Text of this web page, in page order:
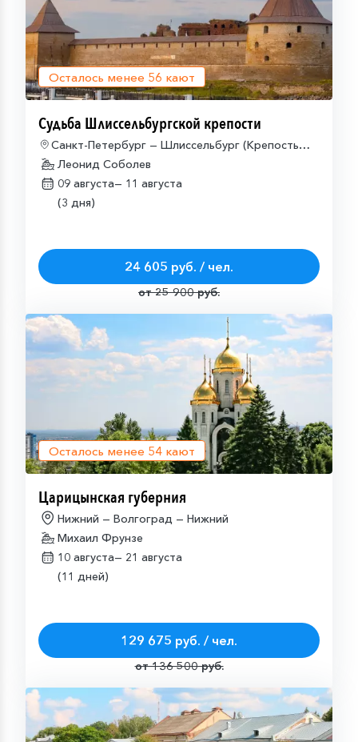
Осталось менее 56 кают
Судьба Шлиссельбургской крепости
Санкт-Петербург — Шлиссельбург (Крепость
Орешек) — Санкт-Петербург
Леонид Соболев
09 августа— 11 августа
(3 дня)
24 605 руб. / чел.
от 25 900 руб.
Осталось менее 54 кают
Царицынская губерния
Нижний — Волгоград — Нижний
Михаил Фрунзе
10 августа— 21 августа
(11 дней)
129 675 руб. / чел.
от 136 500 руб.